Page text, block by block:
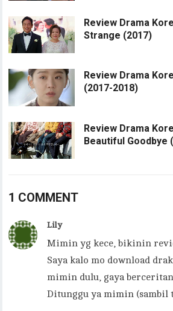
Review Drama
Strange (2017)
Review Drama
(2017-2018)
Review Drama
Beautiful Goodbye
1 COMMENT
Lily
Mimin yg kece, bikinin
Saya kalo mo download
mimin dulu, gaya
Ditunggu ya mimin